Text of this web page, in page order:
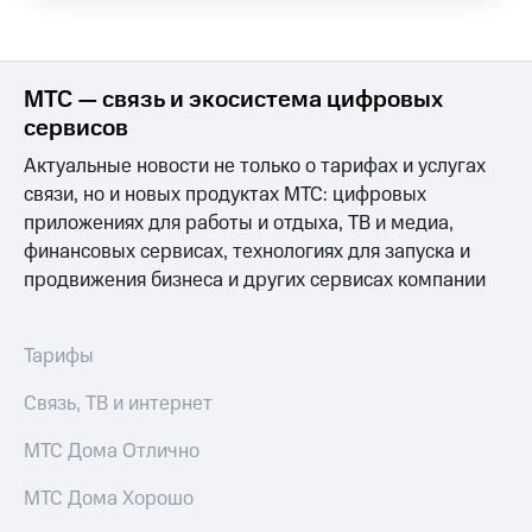
Музыка
КИОН
Строки
Live
Гудок
Мой
МТС
Финансы
Инвестиции
Получайте
доход
онлайн
на связь
С картой
МТС
МТС
Накопления
Откладывайте
деньги
Условия
пополнения
Скидка
30%
на связь
МТС — связь и экосистема цифровых
сервисов
Актуальные новости не только о тарифах и услугах
связи, но и новых продуктах МТС: цифровых
приложениях для работы и отдыха, ТВ и медиа,
финансовых сервисах, технологиях для запуска и
продвижения бизнеса и других сервисах компании
Тарифы
Связь, ТВ и интернет
МТС Дома Отлично
МТС Дома Хорошо